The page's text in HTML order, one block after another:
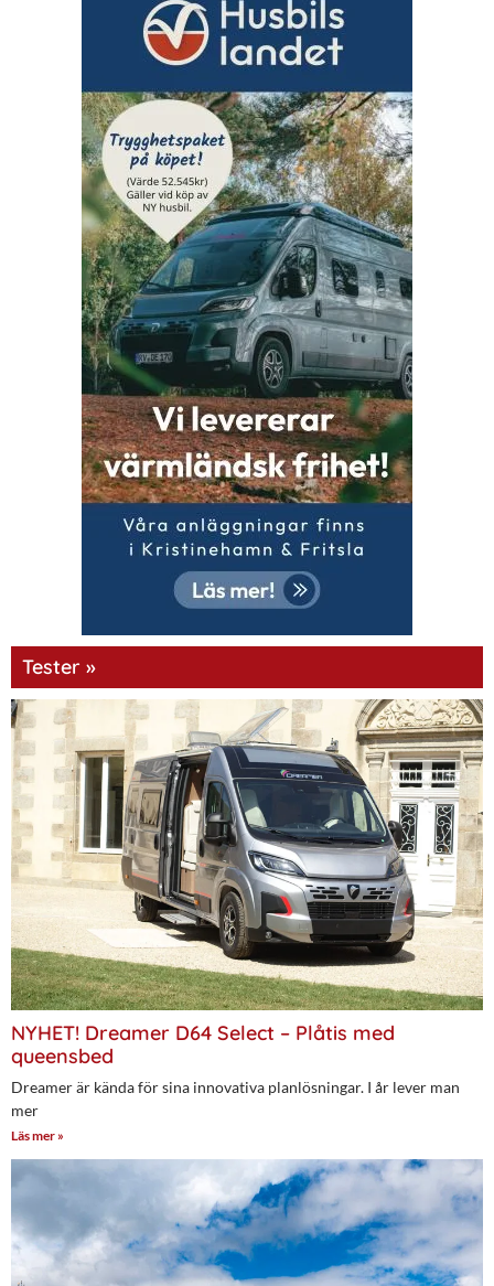
Tester »
NYHET! Dreamer D64 Select – Plåtis med
queensbed
Dreamer är kända för sina innovativa planlösningar. I år lever man
mer
Läs mer »